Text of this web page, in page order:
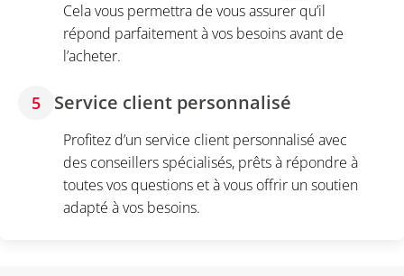
Cela vous permettra de vous assurer qu’il
répond parfaitement à vos besoins avant de
l’acheter.
5 Service client personnalisé
Profitez d’un service client personnalisé avec
des conseillers spécialisés, prêts à répondre à
toutes vos questions et à vous offrir un soutien
adapté à vos besoins.